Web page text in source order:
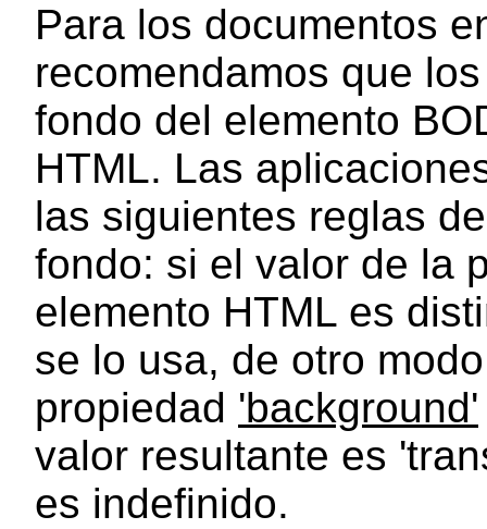
Para los documentos
recomendamos que
fondo del elemento
HTML. Las
las siguientes reglas
fondo: si el valor de la
elemento HTML es
se lo usa, de otro
propiedad 'background'
valor resultante es
es indefinido.